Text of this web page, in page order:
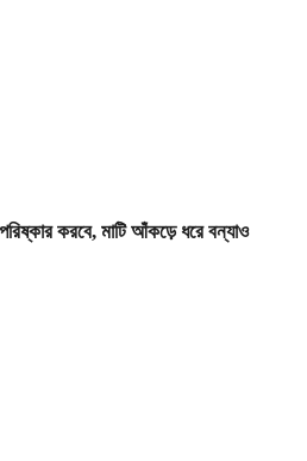
করবে, মাটি আঁকড়ে ধরে বন্যাও